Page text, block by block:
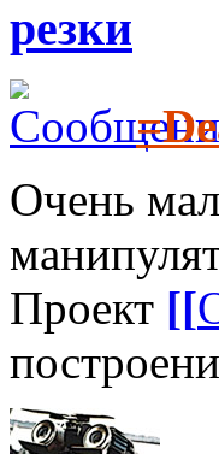
резки
Очень
Проект [[